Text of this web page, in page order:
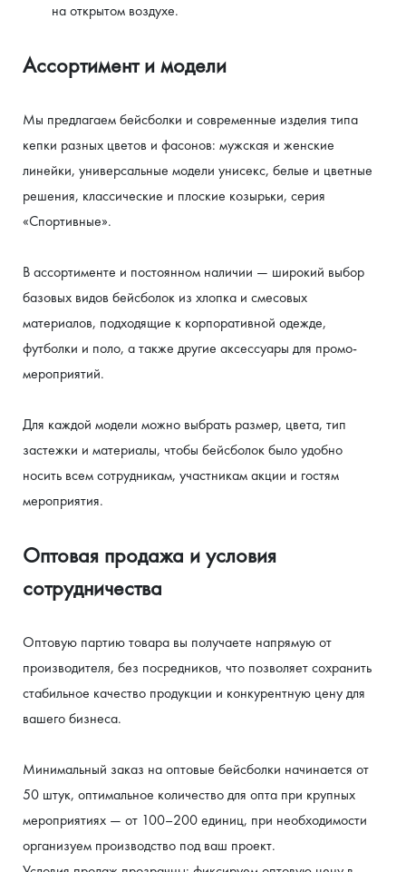
на открытом воздухе.
Ассортимент и модели
Мы предлагаем бейсболки и современные изделия типа
кепки разных цветов и фасонов: мужская и женские
линейки, универсальные модели унисекс, белые и цветные
решения, классические и плоские козырьки, серия
«Спортивные».
В ассортименте и постоянном наличии — широкий выбор
базовых видов бейсболок из хлопка и смесовых
материалов, подходящие к корпоративной одежде,
футболки и поло, а также другие аксессуары для промо-
мероприятий.
Для каждой модели можно выбрать размер, цвета, тип
застежки и материалы, чтобы бейсболок было удобно
носить всем сотрудникам, участникам акции и гостям
мероприятия.
Оптовая продажа и условия
сотрудничества
Оптовую партию товара вы получаете напрямую от
производителя, без посредников, что позволяет сохранить
стабильное качество продукции и конкурентную цену для
вашего бизнеса.
Минимальный заказ на оптовые бейсболки начинается от
50 штук, оптимальное количество для опта при крупных
мероприятиях — от 100–200 единиц, при необходимости
организуем производство под ваш проект.